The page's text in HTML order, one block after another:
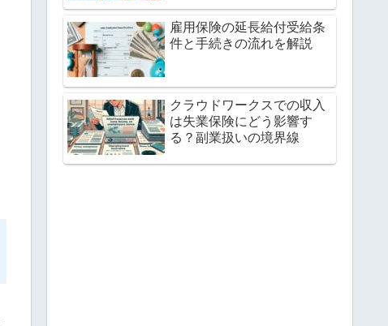
雇用保険の延長給付受給条
件と手続きの流れを解説
クラウドワークスでの収入
は失業保険にどう影響す
る？副業扱いの境界線